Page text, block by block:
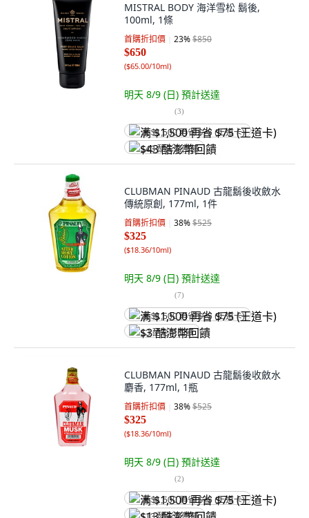
MISTRAL BODY 海洋雪松 鬍後,
100ml, 1條
首購折扣價 23%$850
$650
($65.00/10ml)
明天 8/9 (日) 預計送達
(3)
满 $1,500 再省 $75 (王道卡)
$43 酷澎幣回饋
CLUBMAN PINAUD 古龍鬍後收斂水
傳統原創, 177ml, 1件
首購折扣價 38%$525
$325
($18.36/10ml)
明天 8/9 (日) 預計送達
(7)
满 $1,500 再省 $75 (王道卡)
$3 酷澎幣回饋
CLUBMAN PINAUD 古龍鬍後收斂水
麝香, 177ml, 1瓶
首購折扣價 38%$525
$325
($18.36/10ml)
明天 8/9 (日) 預計送達
(2)
满 $1,500 再省 $75 (王道卡)